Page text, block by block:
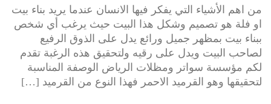
من اهم الأشياء التي يفكر فيها الانسان عندما يريد بناء بيت
او فلة هو تصميم وشكل هذا البيت حيث يرغب أي شخص
ببناء بيت بمظهر جميل ورائع يدل على الذوق الرفيع
لصاحب البيت ويدل على رقيه ولتحقيق هذه الرغبة تقدم
لكم مؤسسة سواتر ومظلات الرياض الوصفة المناسبة
لتحقيقها وهو القرميد الاحمر فهذا النوع من القرميد […]